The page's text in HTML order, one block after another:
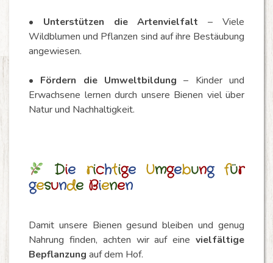
• Unterstützen die Artenvielfalt – Viele
Wildblumen und Pflanzen sind auf ihre Bestäubung
angewiesen.
• Fördern die Umweltbildung – Kinder und
Erwachsene lernen durch unsere Bienen viel über
Natur und Nachhaltigkeit.
Die richtige Umgebung für
gesunde Bienen
Damit unsere Bienen gesund bleiben und genug
Nahrung finden, achten wir auf eine vielfältige
Bepflanzung auf dem Hof.